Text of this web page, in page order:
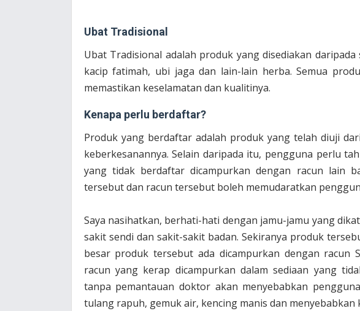
Ubat Tradisional
Ubat Tradisional adalah produk yang disediakan
kacip fatimah, ubi jaga dan lain-lain herba. Semua
memastikan keselamatan dan kualitinya.
Kenapa perlu berdaftar?
Produk yang berdaftar adalah produk yang telah diuji
keberkesanannya. Selain daripada itu, pengguna perlu
yang tidak berdaftar dicampurkan dengan racun lain
tersebut dan racun tersebut boleh memudaratkan
Saya nasihatkan, berhati-hati dengan jamu-jamu yang
sakit sendi dan sakit-sakit badan. Sekiranya produk
besar produk tersebut ada dicampurkan dengan racun
racun yang kerap dicampurkan dalam sediaan yang
tanpa pemantauan doktor akan menyebabkan
tulang rapuh, gemuk air, kencing manis dan